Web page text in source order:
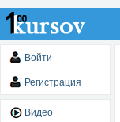
Войти
Регистрация
Видео